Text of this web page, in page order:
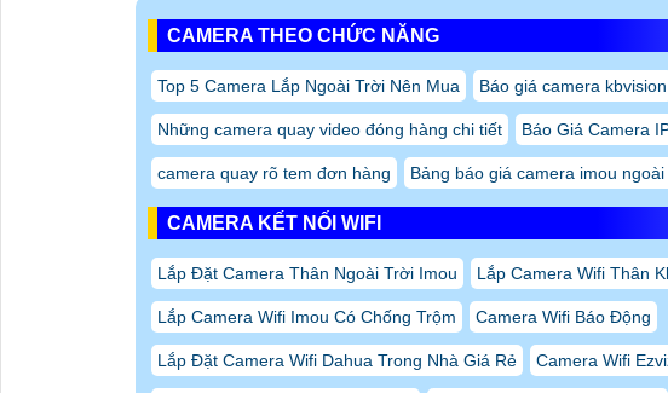
CAMERA THEO CHỨC NĂNG
Top 5 Camera Lắp Ngoài Trời Nên Mua Báo giá camera kbvision
Những camera quay video đóng hàng chi tiết Báo Giá Camera
camera quay rõ tem đơn hàng Bảng báo giá camera imou
CAMERA KẾT NỐI WIFI
Lắp Đặt Camera Thân Ngoài Trời Imou Lắp Camera Wifi Thân
Lắp Camera Wifi Imou Có Chống Trộm Camera Wifi Báo Động
Lắp Đặt Camera Wifi Dahua Trong Nhà Giá Rẻ Camera Wifi